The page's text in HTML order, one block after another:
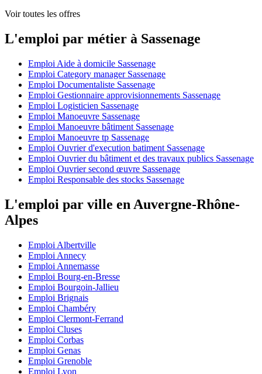
Voir toutes les offres
L'emploi par métier à Sassenage
Emploi Aide à domicile Sassenage
Emploi Category manager Sassenage
Emploi Documentaliste Sassenage
Emploi Gestionnaire approvisionnements Sassenage
Emploi Logisticien Sassenage
Emploi Manoeuvre Sassenage
Emploi Manoeuvre bâtiment Sassenage
Emploi Manoeuvre tp Sassenage
Emploi Ouvrier d'execution batiment Sassenage
Emploi Ouvrier du bâtiment et des travaux publics Sassenage
Emploi Ouvrier second œuvre Sassenage
Emploi Responsable des stocks Sassenage
L'emploi par ville en Auvergne-Rhône-
Alpes
Emploi Albertville
Emploi Annecy
Emploi Annemasse
Emploi Bourg-en-Bresse
Emploi Bourgoin-Jallieu
Emploi Brignais
Emploi Chambéry
Emploi Clermont-Ferrand
Emploi Cluses
Emploi Corbas
Emploi Genas
Emploi Grenoble
Emploi Lyon